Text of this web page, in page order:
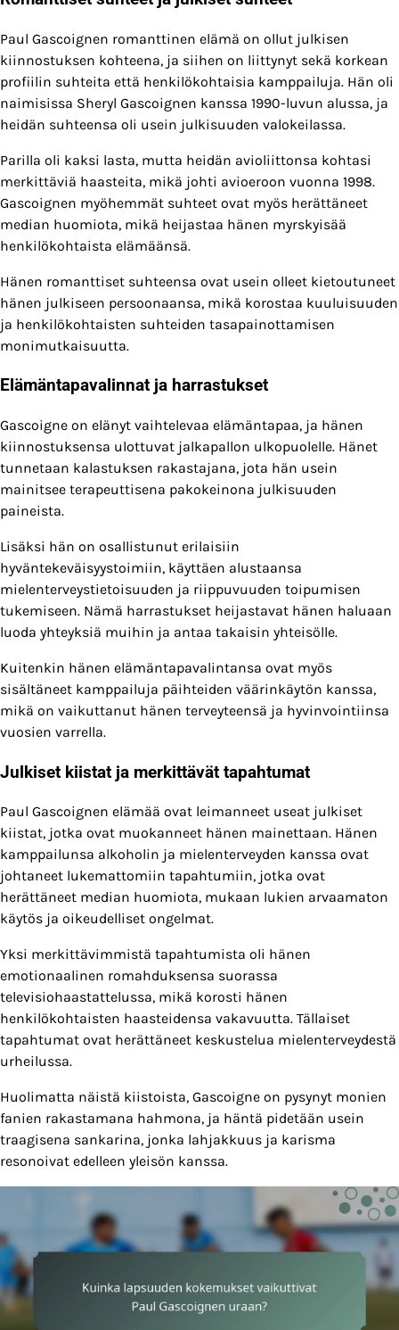
Paul Gascoignen romanttinen elämä on ollut julkisen
kiinnostuksen kohteena, ja siihen on liittynyt sekä korkean
profiilin suhteita että henkilökohtaisia kamppailuja. Hän oli
naimisissa Sheryl Gascoignen kanssa 1990-luvun alussa, ja
heidän suhteensa oli usein julkisuuden valokeilassa.
Parilla oli kaksi lasta, mutta heidän avioliittonsa kohtasi
merkittäviä haasteita, mikä johti avioeroon vuonna 1998.
Gascoignen myöhemmät suhteet ovat myös herättäneet
median huomiota, mikä heijastaa hänen myrskyisää
henkilökohtaista elämäänsä.
Hänen romanttiset suhteensa ovat usein olleet kietoutuneet
hänen julkiseen persoonaansa, mikä korostaa kuuluisuuden
ja henkilökohtaisten suhteiden tasapainottamisen
monimutkaisuutta.
Elämäntapavalinnat ja harrastukset
Gascoigne on elänyt vaihtelevaa elämäntapaa, ja hänen
kiinnostuksensa ulottuvat jalkapallon ulkopuolelle. Hänet
tunnetaan kalastuksen rakastajana, jota hän usein
mainitsee terapeuttisena pakokeinona julkisuuden
paineista.
Lisäksi hän on osallistunut erilaisiin
hyväntekeväisyystoimiin, käyttäen alustaansa
mielenterveystietoisuuden ja riippuvuuden toipumisen
tukemiseen. Nämä harrastukset heijastavat hänen haluaan
luoda yhteyksiä muihin ja antaa takaisin yhteisölle.
Kuitenkin hänen elämäntapavalintansa ovat myös
sisältäneet kamppailuja päihteiden väärinkäytön kanssa,
mikä on vaikuttanut hänen terveyteensä ja hyvinvointiinsa
vuosien varrella.
Julkiset kiistat ja merkittävät tapahtumat
Paul Gascoignen elämää ovat leimanneet useat julkiset
kiistat, jotka ovat muokanneet hänen mainettaan. Hänen
kamppailunsa alkoholin ja mielenterveyden kanssa ovat
johtaneet lukemattomiin tapahtumiin, jotka ovat
herättäneet median huomiota, mukaan lukien arvaamaton
käytös ja oikeudelliset ongelmat.
Yksi merkittävimmistä tapahtumista oli hänen
emotionaalinen romahduksensa suorassa
televisiohaastattelussa, mikä korosti hänen
henkilökohtaisten haasteidensa vakavuutta. Tällaiset
tapahtumat ovat herättäneet keskustelua mielenterveydestä
urheilussa.
Huolimatta näistä kiistoista, Gascoigne on pysynyt monien
fanien rakastamana hahmona, ja häntä pidetään usein
traagisena sankarina, jonka lahjakkuus ja karisma
resonoivat edelleen yleisön kanssa.